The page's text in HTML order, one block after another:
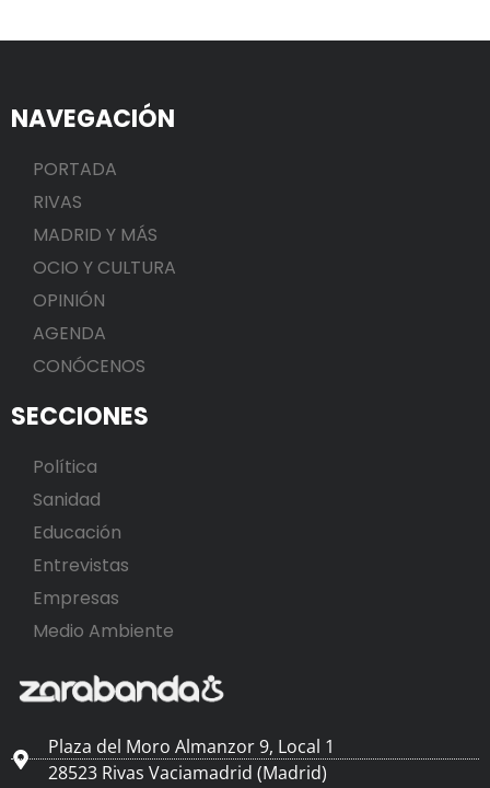
NAVEGACIÓN
PORTADA
RIVAS
MADRID Y MÁS
OCIO Y CULTURA
OPINIÓN
AGENDA
CONÓCENOS
SECCIONES
Política
Sanidad
Educación
Entrevistas
Empresas
Medio Ambiente
Plaza del Moro Almanzor 9, Local 1
28523 Rivas Vaciamadrid (Madrid)